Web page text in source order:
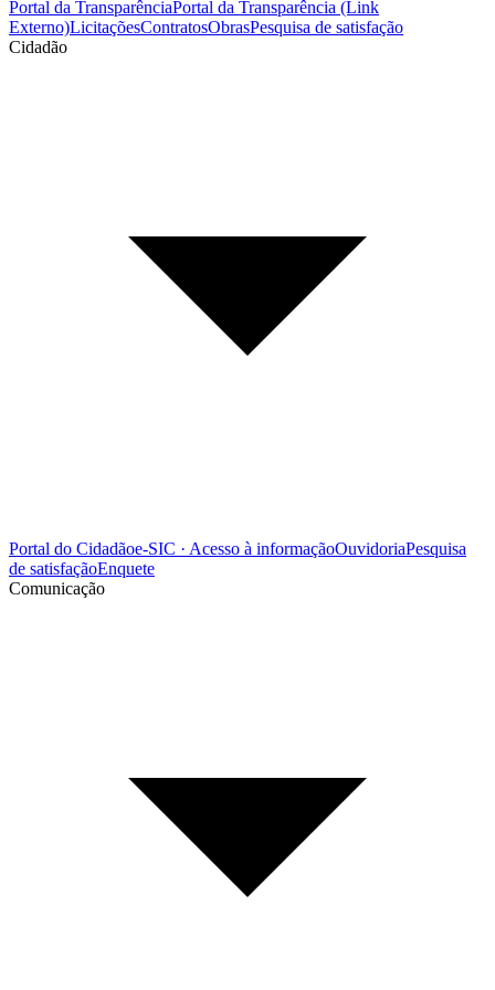
Portal da TransparênciaPortal da Transparência (Link
Externo)LicitaçõesContratosObrasPesquisa de satisfação
Cidadão
Portal do Cidadãoe-SIC · Acesso à informaçãoOuvidoriaPesquisa
de satisfaçãoEnquete
Comunicação